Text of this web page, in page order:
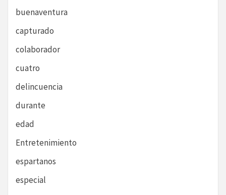
buenaventura
capturado
colaborador
cuatro
delincuencia
durante
edad
Entretenimiento
espartanos
especial